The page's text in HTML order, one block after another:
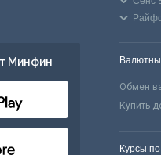
Минфин
Обмен
Купить
Курсы